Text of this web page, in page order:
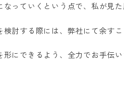
っていくという点で、私が見
討する際には、弊社にて余す
にできるよう、全力でお手伝い